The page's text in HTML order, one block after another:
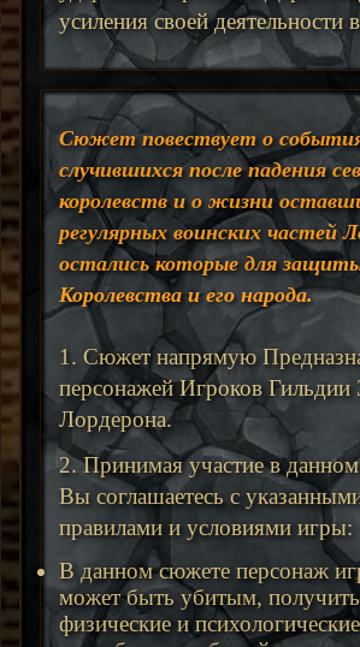
усиления своей деятельности
Сюжет повествует о
случившихся после падения
королевств и о жизни
регулярных воинских частей
остались которые для защиты
Королевства и его народа.
1. Сюжет напрямую
персонажей Игроков Гильдии
Лордерона.
2. Принимая участие в
Вы соглашаетесь с
правилами и условиями игры:
В данном сюжете персонаж
может быть убитым,
физические и